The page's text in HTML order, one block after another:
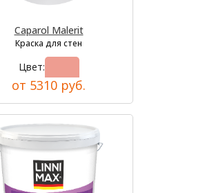
Caparol Malerit
Краска для стен
Цвет:
от 5310 руб.